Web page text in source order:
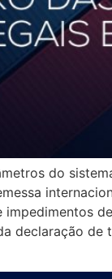
do
declaração